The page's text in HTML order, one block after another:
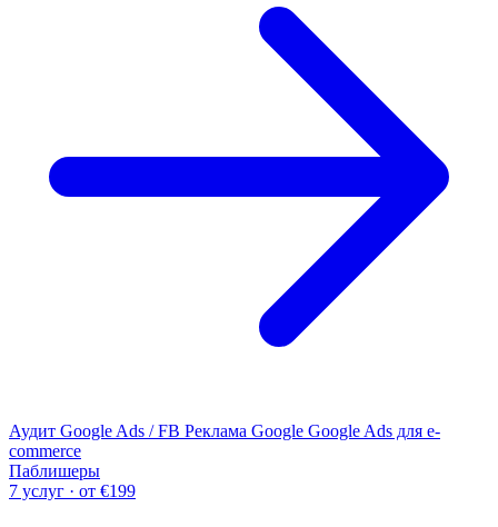
Аудит Google Ads / FB Реклама Google Google Ads для e-
commerce
Паблишеры
7 услуг · от €199